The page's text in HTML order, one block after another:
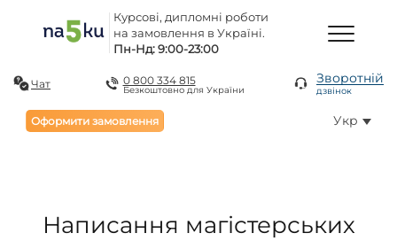
Курсові, дипломні роботи
на замовлення в Україні.
Пн-Нд: 9:00-23:00
Чат 0 800 334 815
Безкоштовно для України
Зворотній
дзвінок
Оформити замовлення Укр
Написання магістерських